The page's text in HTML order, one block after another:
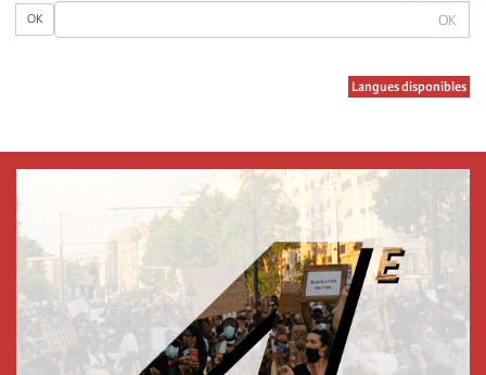
OK
OK
Langues disponibles